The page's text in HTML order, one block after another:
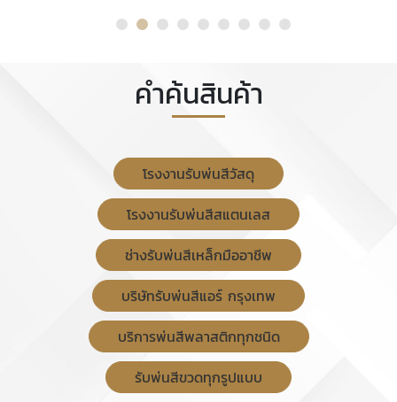
คำค้นสินค้า
โรงงานรับพ่นสีวัสดุ
โรงงานรับพ่นสีสแตนเลส
ช่างรับพ่นสีเหล็กมืออาชีพ
บริษัทรับพ่นสีแอร์ กรุงเทพ
บริการพ่นสีพลาสติกทุกชนิด
รับพ่นสีขวดทุกรูปแบบ